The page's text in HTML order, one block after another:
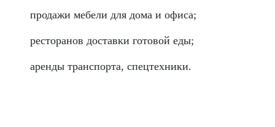
продажи мебели для дома и офиса;
ресторанов доставки готовой еды;
аренды транспорта, спецтехники.